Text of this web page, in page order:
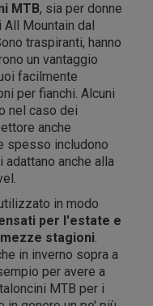
MTB, sia per donne
All Mountain dal
traspiranti, hanno
un vantaggio
facilmente
per fianchi. Alcuni
nel caso dei
anche
spesso includono
adattano anche alla
in modo
per l'estate e
stagioni.
in inverno sopra a
per avere a
MTB per i